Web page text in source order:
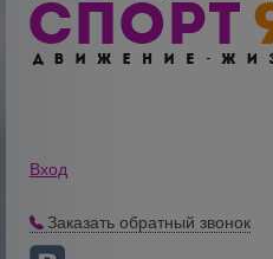
Вход
Заказать обратный звонок